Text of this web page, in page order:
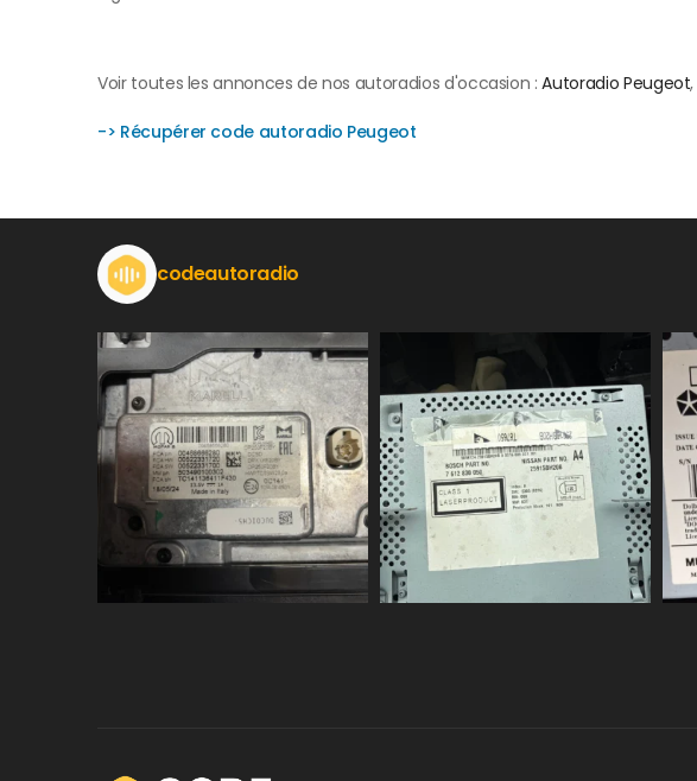
Voir toutes les annonces de nos autoradios d'occasion :Autoradio Peugeot,
-> Récupérer code autoradio Peugeot
codeautoradio